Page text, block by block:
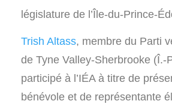
législature de l’Île-du-Prince-
Trish Altass, membre du Parti
de Tyne Valley-Sherbrooke (Î.-
participé à l’IÉA à titre de
bénévole et de représentante